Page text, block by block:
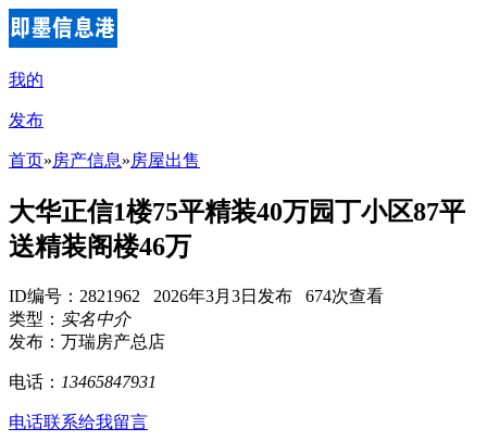
我的
发布
首页»房产信息»房屋出售
大华正信1楼75平精装40万园丁小区87平
送精装阁楼46万
ID编号：2821962 2026年3月3日发布 674次查看
类型： 实名中介
发布：万瑞房产总店
电话： 13465847931
电话联系给我留言